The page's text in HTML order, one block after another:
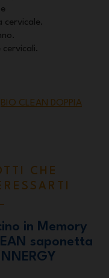
cervicale.
cervicali.
BIO CLEAN DOPPIA
CHE
in Memory
saponetta